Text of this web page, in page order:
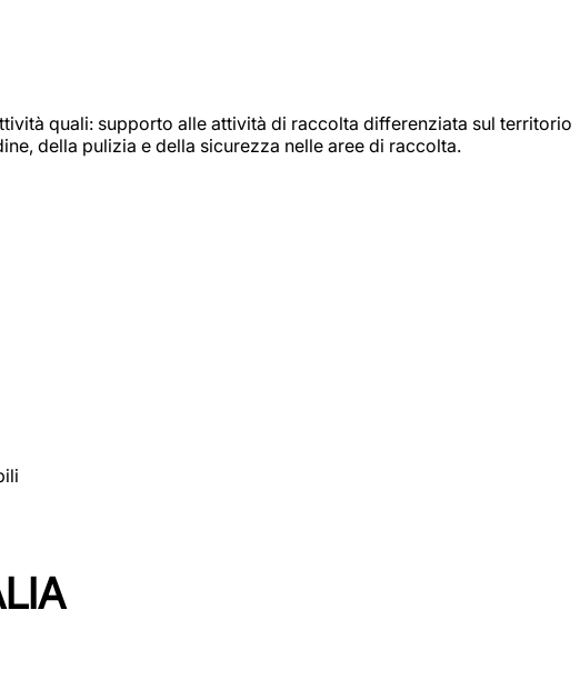
quali: supporto alle attività di raccolta differenziata sul territorio
della pulizia e della sicurezza nelle aree di raccolta.